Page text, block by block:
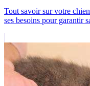
Tout savoir sur votre
ses besoins pour garantir